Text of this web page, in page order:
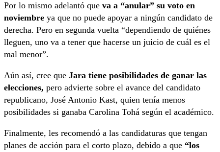
Por lo mismo adelantó que va a “anular” su voto en
noviembre ya que no puede apoyar a ningún candidato de
derecha. Pero en segunda vuelta “dependiendo de quiénes
lleguen, uno va a tener que hacerse un juicio de cuál es el
mal menor”.
Aún así, cree que Jara tiene posibilidades de ganar las
elecciones, pero advierte sobre el avance del candidato
republicano, José Antonio Kast, quien tenía menos
posibilidades si ganaba Carolina Tohá según el académico.
Finalmente, les recomendó a las candidaturas que tengan
planes de acción para el corto plazo, debido a que “los